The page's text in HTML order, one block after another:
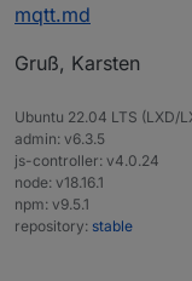
mqtt.md
Gruß, Karsten
Ubuntu 22.04 LTS (LXD/
admin: v6.3.5
js-controller: v4.0.24
node: v18.16.1
npm: v9.5.1
repository: stable